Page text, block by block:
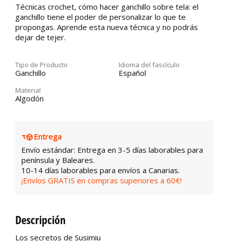
Técnicas crochet, cómo hacer ganchillo sobre tela: el
ganchillo tiene el poder de personalizar lo que te
propongas. Aprende esta nueva técnica y no podrás
dejar de tejer.
Tipo de Producto
Ganchillo
Idioma del fascículo
Español
Material
Algodón
Entrega
Envío estándar: Entrega en 3-5 días laborables para
península y Baleares.
10-14 días laborables para envíos a Canarias.
¡Envíos GRATIS en compras superiores a 60€!
Descripción
Los secretos de Susimiu